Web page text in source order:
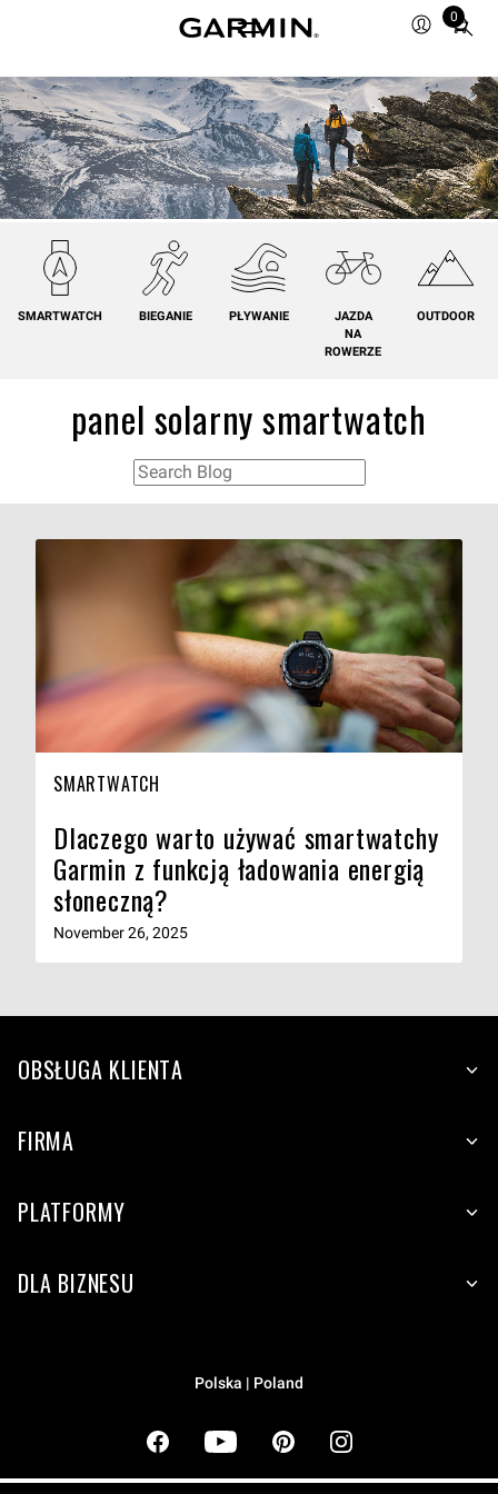
0
Total
in
cart:
0
SMARTWATCH BIEGANIE PŁYWANIE
JAZDA
NA
ROWERZE
OUTDOOR
panel solarny smartwatch
SMARTWATCH
Dlaczego warto używać smartwatchy
Garmin z funkcją ładowania energią
słoneczną?
November 26, 2025
OBSŁUGA KLIENTA
FIRMA
PLATFORMY
DLA BIZNESU
Polska | Poland